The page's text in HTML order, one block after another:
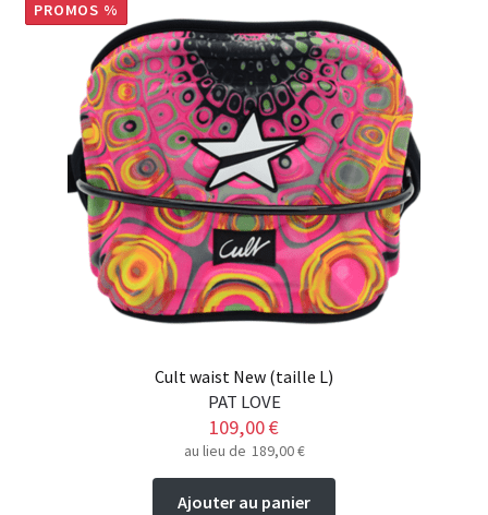
PROMOS %
Cult waist New (taille L)
PAT LOVE
109,00€
au lieu de 189,00€
Ajouter au panier